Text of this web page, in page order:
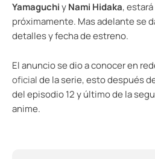
YamaguchiyNami Hidaka,
próximamente. Mas adelante se
detalles y fecha de estreno.
El anuncio se dio a conocer en
oficialde la serie, esto después
del episodio 12 y último de la
anime.